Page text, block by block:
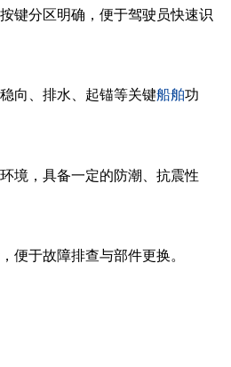
键分区明确，便于驾驶员快速识
向、排水、起锚等关键船舶功
环境，具备一定的防潮、抗震性
便于故障排查与部件更换。